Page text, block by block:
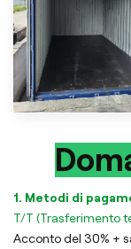
1. Metodi di
T/T (Trasferimento
Acconto del 30% +